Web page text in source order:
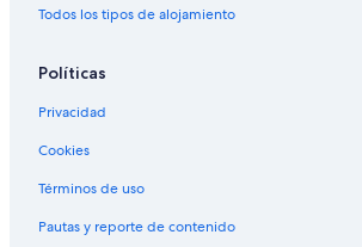
Todos los tipos de alojamiento
Políticas
Privacidad
Cookies
Términos de uso
Pautas y reporte de contenido